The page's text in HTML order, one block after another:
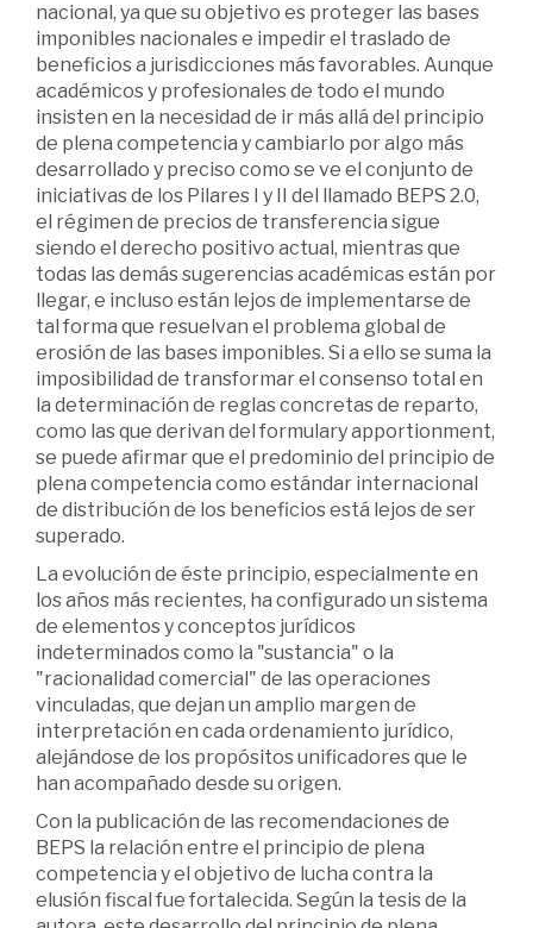
nacional, ya que su objetivo es proteger las bases
imponibles nacionales e impedir el traslado de
beneficios a jurisdicciones más favorables. Aunque
académicos y profesionales de todo el mundo
insisten en la necesidad de ir más allá del principio
de plena competencia y cambiarlo por algo más
desarrollado y preciso como se ve el conjunto de
iniciativas de los Pilares I y II del llamado BEPS 2.0,
el régimen de precios de transferencia sigue
siendo el derecho positivo actual, mientras que
todas las demás sugerencias académicas están por
llegar, e incluso están lejos de implementarse de
tal forma que resuelvan el problema global de
erosión de las bases imponibles. Si a ello se suma la
imposibilidad de transformar el consenso total en
la determinación de reglas concretas de reparto,
como las que derivan del formulary apportionment,
se puede afirmar que el predominio del principio de
plena competencia como estándar internacional
de distribución de los beneficios está lejos de ser
superado.
La evolución de éste principio, especialmente en
los años más recientes, ha configurado un sistema
de elementos y conceptos jurídicos
indeterminados como la "sustancia" o la
"racionalidad comercial" de las operaciones
vinculadas, que dejan un amplio margen de
interpretación en cada ordenamiento jurídico,
alejándose de los propósitos unificadores que le
han acompañado desde su origen.
Con la publicación de las recomendaciones de
BEPS la relación entre el principio de plena
competencia y el objetivo de lucha contra la
elusión fiscal fue fortalecida. Según la tesis de la